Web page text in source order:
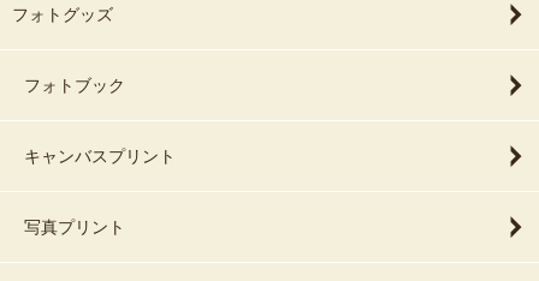
フォトグッズ
フォトブック
キャンバスプリント
写真プリント